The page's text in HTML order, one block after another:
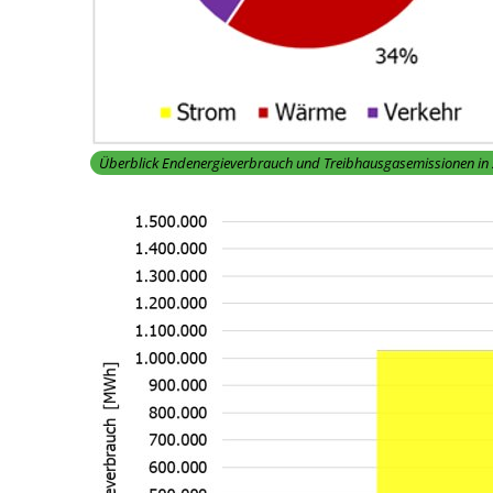
Überblick Endenergieverbrauch und Treibhausgasemissionen in